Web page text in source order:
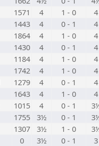
1571 4 1 - 0
4
1443 4 0 - 1
4
1864 4 1 - 0
4
1430 4 0 - 1
4
1184 4 1 - 0
4
1742 4 1 - 0
4
1279 4 0 - 1
4
1643 4 1 - 0
4
1015 4 0 - 1
1755 3½ 0 - 1
1307 3½ 1 - 0
0 3½ 0 - 1
3